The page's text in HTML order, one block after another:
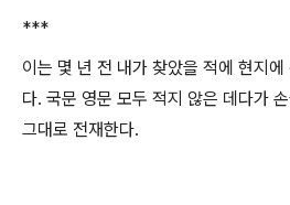
***
이는 몇 년 전 내가 찾았을 적에 현지에
다. 국문 영문 모두 적지 않은 데다가
그대로 전재한다.